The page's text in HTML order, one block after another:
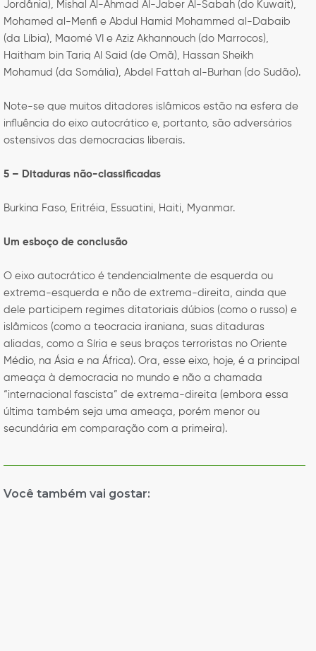
Jordânia), Mishal Al-Ahmad Al-Jaber Al-Sabah (do Kuwait),
Mohamed al-Menfi e Abdul Hamid Mohammed al-Dabaib
(da Líbia), Maomé VI e Aziz Akhannouch (do Marrocos),
Haitham bin Tariq Al Said (de Omã), Hassan Sheikh
Mohamud (da Somália), Abdel Fattah al-Burhan (do Sudão).
Note-se que muitos ditadores islâmicos estão na esfera de
influência do eixo autocrático e, portanto, são adversários
ostensivos das democracias liberais.
5 – Ditaduras não-classificadas
Burkina Faso, Eritréia, Essuatini, Haiti, Myanmar.
Um esboço de conclusão
O eixo autocrático é tendencialmente de esquerda ou
extrema-esquerda e não de extrema-direita, ainda que
dele participem regimes ditatoriais dúbios (como o russo) e
islâmicos (como a teocracia iraniana, suas ditaduras
aliadas, como a Síria e seus braços terroristas no Oriente
Médio, na Ásia e na África). Ora, esse eixo, hoje, é a principal
ameaça à democracia no mundo e não a chamada
“internacional fascista” de extrema-direita (embora essa
última também seja uma ameaça, porém menor ou
secundária em comparação com a primeira).
Você também vai gostar: